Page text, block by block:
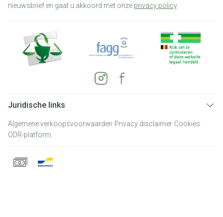
nieuwsbrief en gaat u akkoord met onze privacy policy.
Juridische links
Algemene verkoopsvoorwaarden Privacy disclaimer Cookies
ODR-platform